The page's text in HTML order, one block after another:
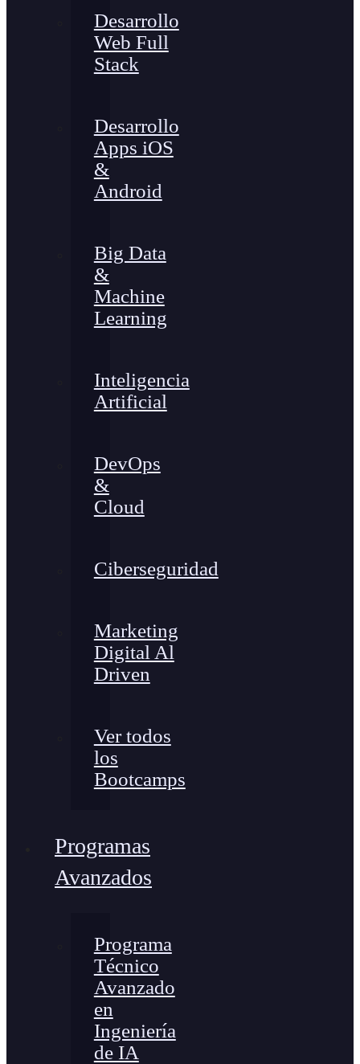
Desarrollo
Web Full
Stack
Desarrollo
Apps iOS
&
Android
Big Data
&
Machine
Learning
Inteligencia
Artificial
DevOps
&
Cloud
Ciberseguridad
Marketing
Digital Al
Driven
Ver todos
los
Bootcamps
Programas
Avanzados
Programa
Técnico
Avanzado
en
Ingeniería
de IA